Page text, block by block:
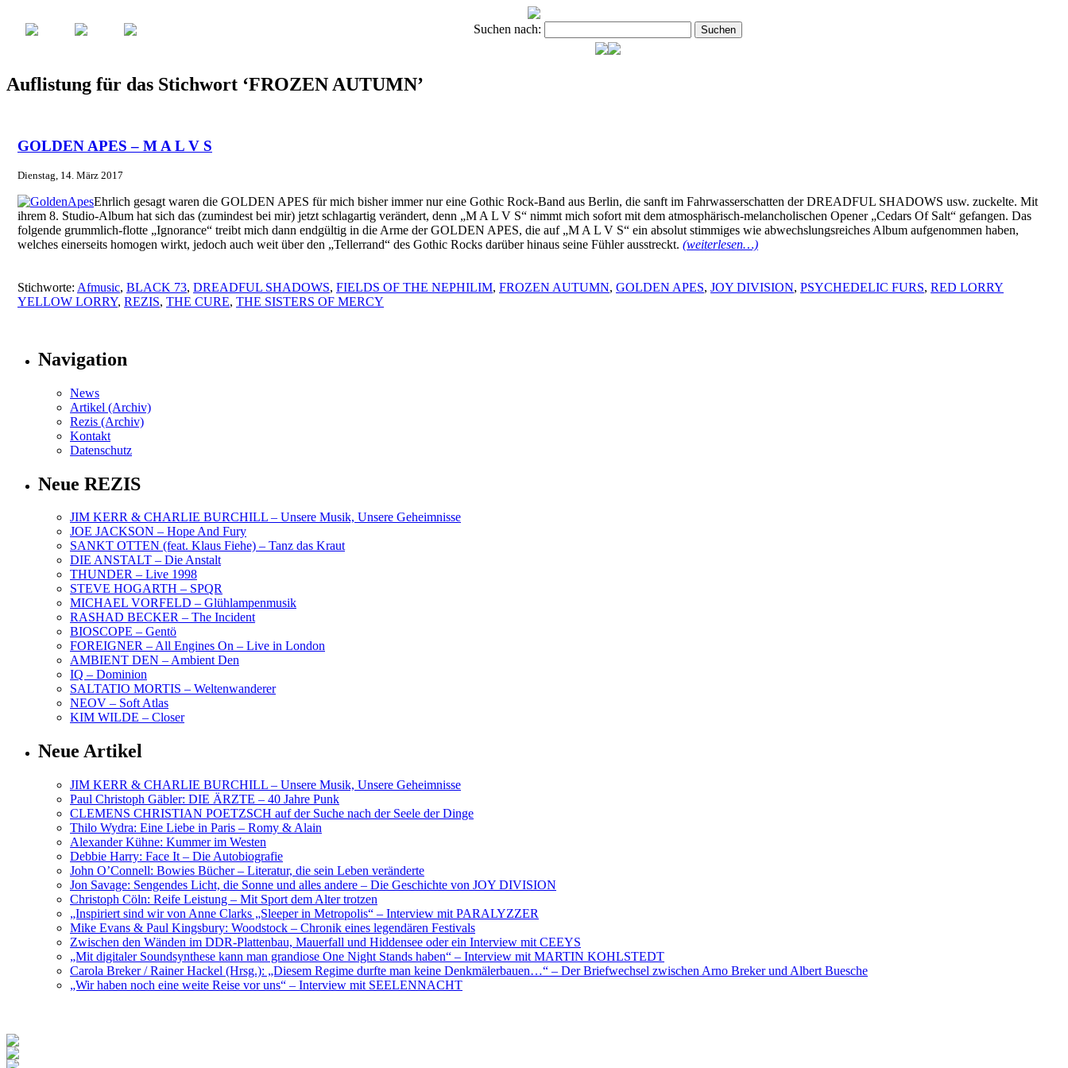
Suchen nach:
Auflistung für das Stichwort ‘FROZEN AUTUMN’
GOLDEN APES – M A L V S
Dienstag, 14. März 2017
Ehrlich gesagt waren die GOLDEN APES für mich bisher immer nur eine Gothic Rock-Band aus Berlin, die sanft im Fahrwasserschatten der DREADFUL SHADOWS usw. zuckelte. Mit
ihrem 8. Studio-Album hat sich das (zumindest bei mir) jetzt schlagartig verändert, denn „M A L V S“ nimmt mich sofort mit dem atmosphärisch-melancholischen Opener „Cedars Of Salt“ gefangen. Das
folgende grummlich-flotte „Ignorance“ treibt mich dann endgültig in die Arme der GOLDEN APES, die auf „M A L V S“ ein absolut stimmiges wie abwechslungsreiches Album aufgenommen haben,
welches einerseits homogen wirkt, jedoch auch weit über den „Tellerrand“ des Gothic Rocks darüber hinaus seine Fühler ausstreckt. (weiterlesen…)
Stichworte: Afmusic, BLACK 73, DREADFUL SHADOWS, FIELDS OF THE NEPHILIM, FROZEN AUTUMN, GOLDEN APES, JOY DIVISION, PSYCHEDELIC FURS, RED LORRY
YELLOW LORRY, REZIS, THE CURE, THE SISTERS OF MERCY
Navigation
News
Artikel (Archiv)
Rezis (Archiv)
Kontakt
Datenschutz
Neue REZIS
JIM KERR & CHARLIE BURCHILL – Unsere Musik, Unsere Geheimnisse
JOE JACKSON – Hope And Fury
SANKT OTTEN (feat. Klaus Fiehe) – Tanz das Kraut
DIE ANSTALT – Die Anstalt
THUNDER – Live 1998
STEVE HOGARTH – SPQR
MICHAEL VORFELD – Glühlampenmusik
RASHAD BECKER – The Incident
BIOSCOPE – Gentö
FOREIGNER – All Engines On – Live in London
AMBIENT DEN – Ambient Den
IQ – Dominion
SALTATIO MORTIS – Weltenwanderer
NEOV – Soft Atlas
KIM WILDE – Closer
Neue Artikel
JIM KERR & CHARLIE BURCHILL – Unsere Musik, Unsere Geheimnisse
Paul Christoph Gäbler: DIE ÄRZTE – 40 Jahre Punk
CLEMENS CHRISTIAN POETZSCH auf der Suche nach der Seele der Dinge
Thilo Wydra: Eine Liebe in Paris – Romy & Alain
Alexander Kühne: Kummer im Westen
Debbie Harry: Face It – Die Autobiografie
John O’Connell: Bowies Bücher – Literatur, die sein Leben veränderte
Jon Savage: Sengendes Licht, die Sonne und alles andere – Die Geschichte von JOY DIVISION
Christoph Cöln: Reife Leistung – Mit Sport dem Alter trotzen
„Inspiriert sind wir von Anne Clarks „Sleeper in Metropolis“ – Interview mit PARALYZZER
Mike Evans & Paul Kingsbury: Woodstock – Chronik eines legendären Festivals
Zwischen den Wänden im DDR-Plattenbau, Mauerfall und Hiddensee oder ein Interview mit CEEYS
„Mit digitaler Soundsynthese kann man grandiose One Night Stands haben“ – Interview mit MARTIN KOHLSTEDT
Carola Breker / Rainer Hackel (Hrsg.): „Diesem Regime durfte man keine Denkmälerbauen…“ – Der Briefwechsel zwischen Arno Breker und Albert Buesche
„Wir haben noch eine weite Reise vor uns“ – Interview mit SEELENNACHT